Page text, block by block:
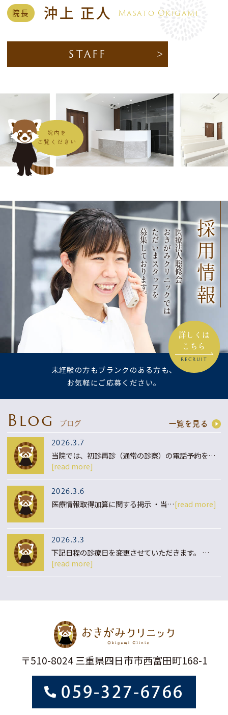
院長 沖上 正人 Masato Okigami
STAFF
採用情報
医療法人聡修会
おきがみクリニックでは
ただいまスタッフを
募集しております。
詳しくは
こちら
RECRUIT
未経験の方もブランクのある方も、
お気軽にご応募ください。
Blog ブログ 一覧を見る
2026.3.7
当院では、初診再診（通常の診察）の電話予約を…
[read more]
2026.3.6
医療情報取得加算に関する掲示 ・当…[read more]
2026.3.3
下記日程の診療日を変更させていただきます。 …
[read more]
〒510-8024 三重県四日市市西富田町168-1
059-327-6766